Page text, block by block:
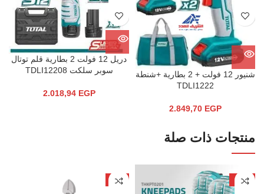
شنيور 12 فولت + 2 بطارية +شنطة
TDLI1222
2.849,70 EGP
دريل 12 فولت 2 بطارية قلم توتال
سوبر سلكت TDLI12208
2.018,94 EGP
منتجات ذات صلة
-15%
-4%